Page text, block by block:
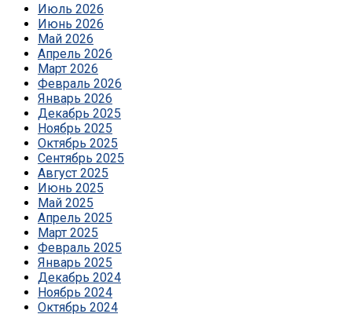
Июль 2026
Июнь 2026
Май 2026
Апрель 2026
Март 2026
Февраль 2026
Январь 2026
Декабрь 2025
Ноябрь 2025
Октябрь 2025
Сентябрь 2025
Август 2025
Июнь 2025
Май 2025
Апрель 2025
Март 2025
Февраль 2025
Январь 2025
Декабрь 2024
Ноябрь 2024
Октябрь 2024